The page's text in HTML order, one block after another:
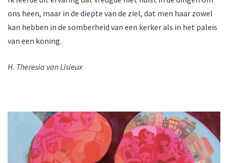
ons heen, maar in de diepte van de ziel, dat men haar zowel
kan hebben in de somberheid van een kerker als in het paleis
van een koning.
H. Theresia van Lisieux